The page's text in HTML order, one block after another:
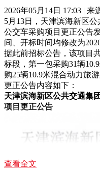
2026年05月14日 17:03 | 来
5月13日， 天津滨海新区公
公交车采购项目更正公告
间、开标时间均修改为
据此前招标公告， 该项目
标段， 第一包采购31辆
购25辆10.9米混合动力旅
更正公告内容如下：
天津滨海新区公共交通集
项目更正公告
查看全文